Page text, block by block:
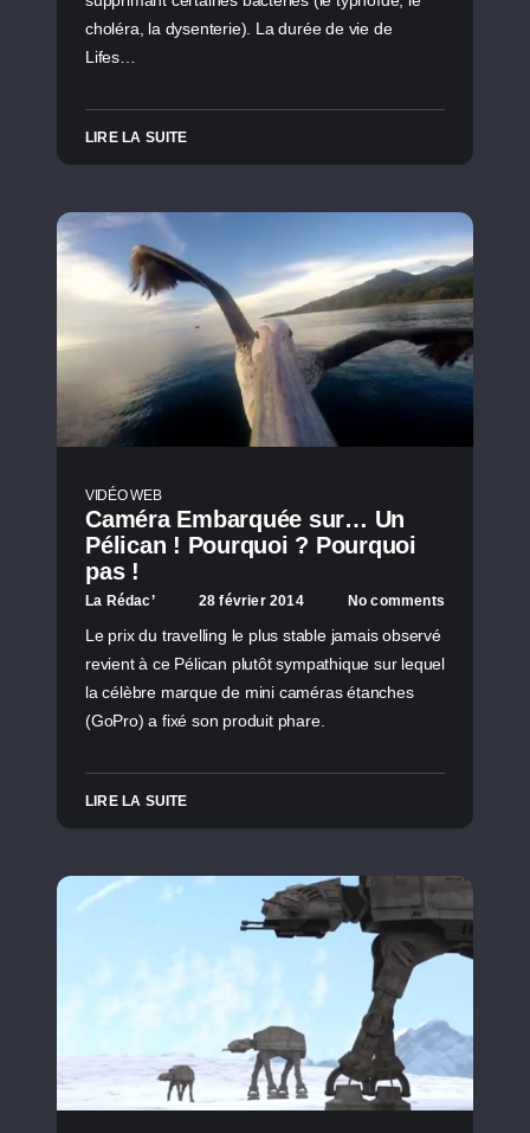
choléra, la dysenterie). La durée de vie de
Lifes…
LIRE LA SUITE
VIDÉO WEB
Caméra Embarquée sur… Un
Pélican ! Pourquoi ? Pourquoi
pas !
La Rédac’ 28 février 2014 No comments
Le prix du travelling le plus stable jamais observé
revient à ce Pélican plutôt sympathique sur lequel
la célèbre marque de mini caméras étanches
(GoPro) a fixé son produit phare.
LIRE LA SUITE